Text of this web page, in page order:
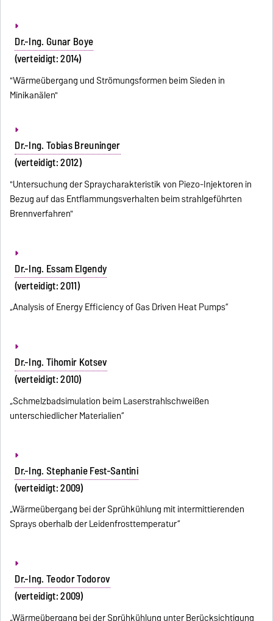
Dr.-Ing. Gunar Boye
(verteidigt: 2014)
"Wärmeübergang und Strömungsformen beim Sieden in
Minikanälen"
Dr.-Ing. Tobias Breuninger
(verteidigt: 2012)
"Untersuchung der Spraycharakteristik von Piezo-Injektoren in
Bezug auf das Entflammungsverhalten beim strahlgeführten
Brennverfahren"
Dr.-Ing. Essam Elgendy
(verteidigt: 2011)
„Analysis of Energy Efficiency of Gas Driven Heat Pumps“
Dr.-Ing. Tihomir Kotsev
(verteidigt: 2010)
„Schmelzbadsimulation beim Laserstrahlschweißen
unterschiedlicher Materialien“
Dr.-Ing. Stephanie Fest-Santini
(verteidigt: 2009)
„Wärmeübergang bei der Sprühkühlung mit intermittierenden
Sprays oberhalb der Leidenfrosttemperatur“
Dr.-Ing. Teodor Todorov
(verteidigt: 2009)
„Wärmeübergang bei der Sprühkühlung unter Berücksichtigung